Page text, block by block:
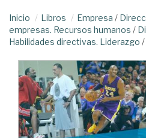
Inicio Libros Empresa /
empresas. Recursos humanos /
Habilidades directivas. Liderazgo /